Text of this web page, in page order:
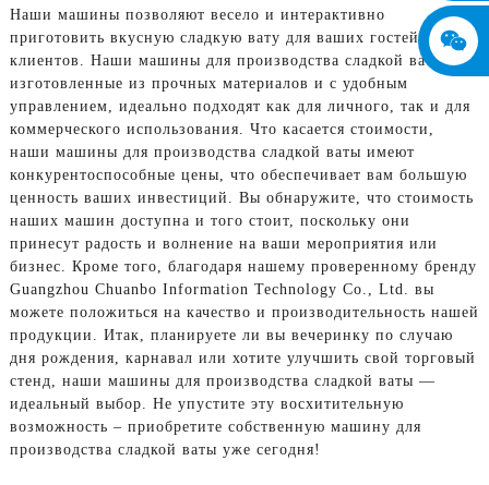
Наши машины позволяют весело и интерактивно
приготовить вкусную сладкую вату для ваших гостей или
клиентов. Наши машины для производства сладкой ваты,
изготовленные из прочных материалов и с удобным
управлением, идеально подходят как для личного, так и для
коммерческого использования. Что касается стоимости,
наши машины для производства сладкой ваты имеют
конкурентоспособные цены, что обеспечивает вам большую
ценность ваших инвестиций. Вы обнаружите, что стоимость
наших машин доступна и того стоит, поскольку они
принесут радость и волнение на ваши мероприятия или
бизнес. Кроме того, благодаря нашему проверенному бренду
Guangzhou Chuanbo Information Technology Co., Ltd. вы
можете положиться на качество и производительность нашей
продукции. Итак, планируете ли вы вечеринку по случаю
дня рождения, карнавал или хотите улучшить свой торговый
стенд, наши машины для производства сладкой ваты —
идеальный выбор. Не упустите эту восхитительную
возможность – приобретите собственную машину для
производства сладкой ваты уже сегодня!